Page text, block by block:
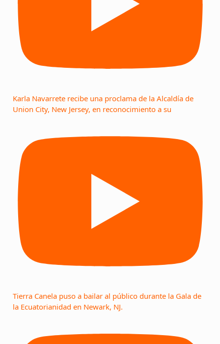
Karla Navarrete recibe una proclama de la Alcaldía de
Union City, New Jersey, en reconocimiento a su
Tierra Canela puso a bailar al público durante la Gala de
la Ecuatorianidad en Newark, NJ.